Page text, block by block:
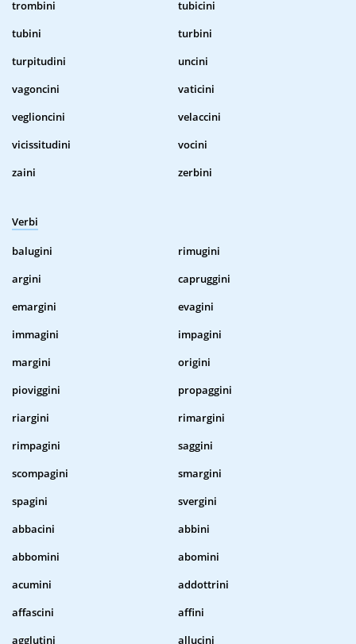
trombini
tubicini
tubini
turbini
turpitudini
uncini
vagoncini
vaticini
veglioncini
velaccini
vicissitudini
vocini
zaini
zerbini
Verbi
balugini
rimugini
argini
capruggini
emargini
evagini
immagini
impagini
margini
origini
pioviggini
propaggini
riargini
rimargini
rimpagini
saggini
scompagini
smargini
spagini
svergini
abbacini
abbini
abbomini
abomini
acumini
addottrini
affascini
affini
agglutini
allucini